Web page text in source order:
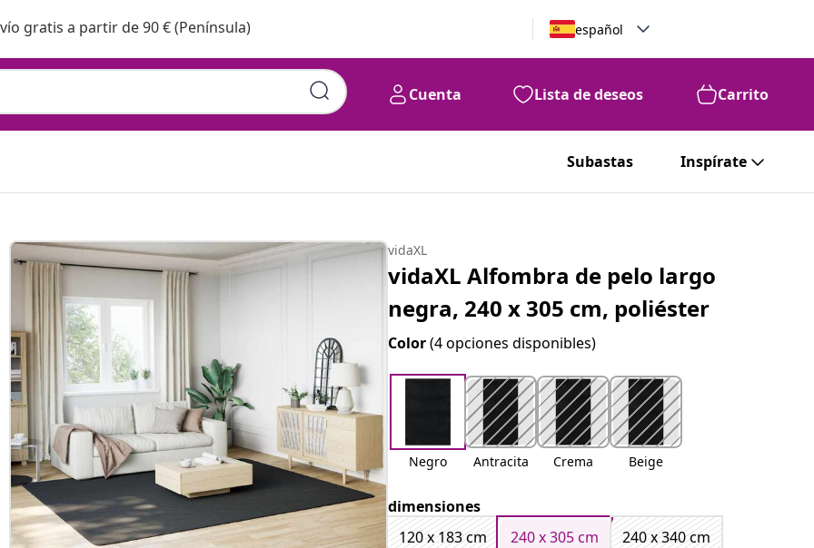
gratis a partir de 90 € (Península) español
Cuenta Lista de deseos Carrito
Subastas Inspírate
vidaXL
vidaXL Alfombra de pelo largo
negra, 240 x 305 cm, poliéster
Color(4 opciones disponibles)
Negro Antracita Crema Beige
dimensiones
120 x 183 cm
240 x 305 cm 240 x 340 cm